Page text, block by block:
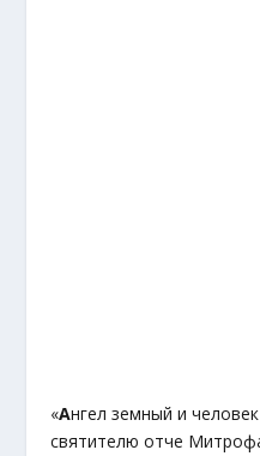
«Ангел земный и
святителю отче